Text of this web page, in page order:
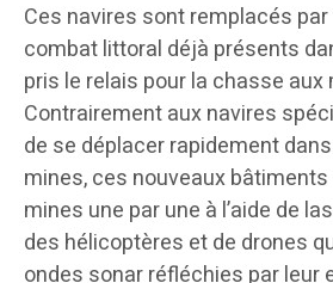
Ces navires sont remplacés
combat littoral déjà présents
pris le relais pour la chasse aux
Contrairement aux navires
de se déplacer rapidement
mines, ces nouveaux
mines une par une à l’aide de
des hélicoptères et de drones
ondes sonar réfléchies par leur